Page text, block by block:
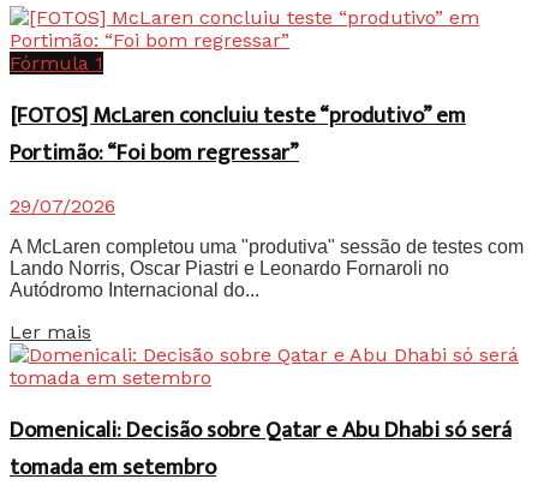
Fórmula 1
[FOTOS] McLaren concluiu teste “produtivo” em
Portimão: “Foi bom regressar”
29/07/2026
A McLaren completou uma "produtiva" sessão de testes com
Lando Norris, Oscar Piastri e Leonardo Fornaroli no
Autódromo Internacional do...
Ler mais
Domenicali: Decisão sobre Qatar e Abu Dhabi só será
tomada em setembro